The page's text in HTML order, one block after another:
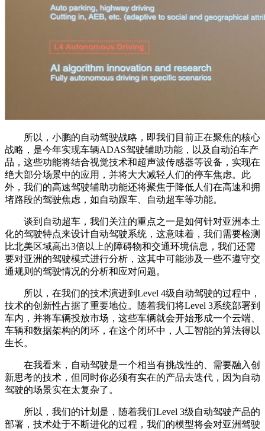
所以，小鹏的自动驾驶战略，即我们目前正在聚焦的核心
战略，是今年实现车辆ADAS驾驶辅助功能，以及自动泊车产
品，这些功能将结合视觉技术和超声波传感器等设备，实现在
绝大部分场景中的应用，并将大大减轻人们的停车焦虑。此
外，我们的高速驾驶辅助功能还将聚焦于降低人们在高速和拥
堵路段的驾驶焦虑，如自动跟车、自动超车等功能。
谈到自动超车，我们关注的重点之一是如何针对亚洲本土
化的驾驶特点来设计自动驾驶系统，这意味着，我们需要检测
比北美区域高出3倍以上的障碍物和交通环境信息，我们还需
要对亚洲的驾驶模式进行分析，这其中可能涉及一些不遵守交
通规则的驾驶情况的分析和应对问题。
所以，在我们的技术演进到Level 4级自动驾驶的过程中，
技术的创新性占据了重要地位。随着我们将Level 3系统部署到
车内，并将车辆投放市场，这些车辆就会开始形成一个云端、
车辆和数据架构的闭环，在这个闭环中，人工智能的算法得以
生长。
在我看来，自动驾驶是一个相当有挑战性的、需要融入创
新思考的技术，但同时你必须有实在的产品去迭代，因为自动
驾驶的场景实在太复杂了。
所以，我们的计划是，随着我们Level 3级自动驾驶产品的
部署，技术处于不断进化的过程，我们的模型将会对亚洲驾驶